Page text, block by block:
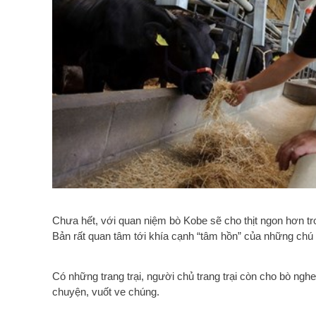
Chưa hết, với quan niệm bò Kobe sẽ cho thịt ngon hơn
Bản rất quan tâm tới khía cạnh “tâm hồn” của những chú
Có những trang trại, người chủ trang trại còn cho bò
chuyện, vuốt ve chúng.